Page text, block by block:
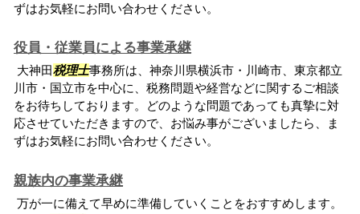
ずはお気軽にお問い合わせください。
役員・従業員による事業承継
大神田税理士事務所は、神奈川県横浜市・川崎市、東京都立
川市・国立市を中心に、税務問題や経営などに関するご相談
をお待ちしております。どのような問題であっても真摯に対
応させていただきますので、お悩み事がございましたら、ま
ずはお気軽にお問い合わせください。
親族内の事業承継
万が一に備えて早めに準備していくことをおすすめします。